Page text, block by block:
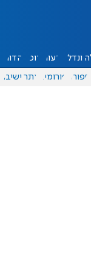
ונדל"ן דעות אוכל יהדות
ספורט פורומים אתר ישיבה